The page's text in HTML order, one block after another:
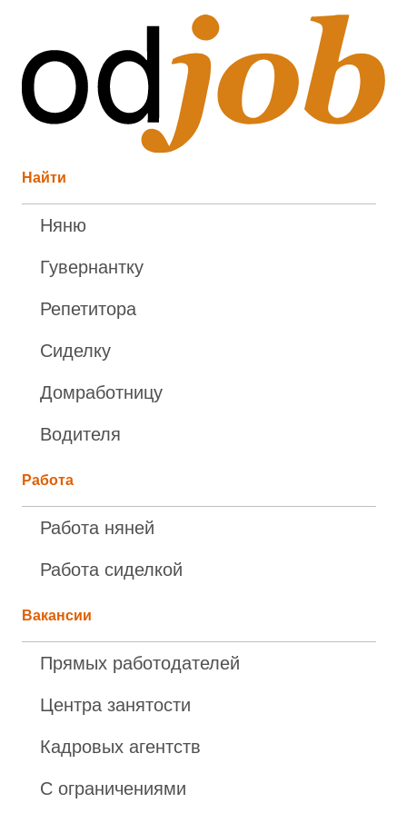
Найти
Няню
Гувернантку
Репетитора
Сиделку
Домработницу
Водителя
Работа
Работа няней
Работа сиделкой
Вакансии
Прямых работодателей
Центра занятости
Кадровых агентств
С ограничениями